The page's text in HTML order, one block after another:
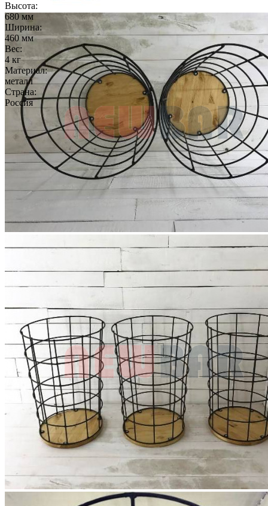
Высота:
680 мм
Ширина:
460 мм
Вес:
4 кг
Материал:
металл
Страна:
Россия